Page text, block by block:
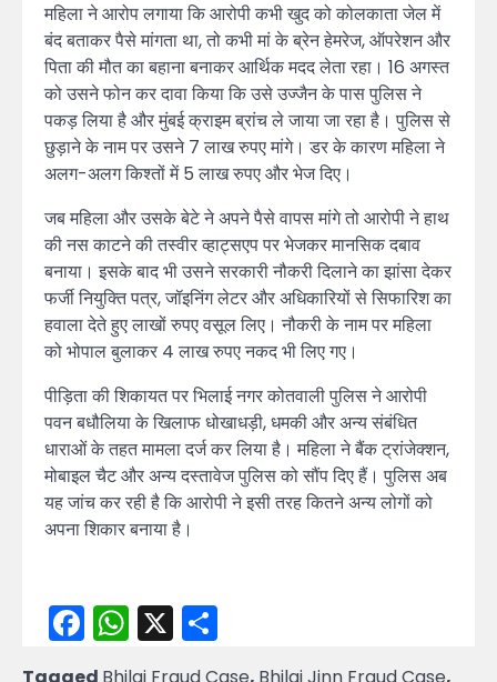
महिला ने आरोप लगाया कि आरोपी कभी खुद को कोलकाता जेल में
बंद बताकर पैसे मांगता था, तो कभी मां के ब्रेन हेमरेज, ऑपरेशन और
पिता की मौत का बहाना बनाकर आर्थिक मदद लेता रहा। 16 अगस्त
को उसने फोन कर दावा किया कि उसे उज्जैन के पास पुलिस ने
पकड़ लिया है और मुंबई क्राइम ब्रांच ले जाया जा रहा है। पुलिस से
छुड़ाने के नाम पर उसने 7 लाख रुपए मांगे। डर के कारण महिला ने
अलग-अलग किश्तों में 5 लाख रुपए और भेज दिए।
जब महिला और उसके बेटे ने अपने पैसे वापस मांगे तो आरोपी ने हाथ
की नस काटने की तस्वीर व्हाट्सएप पर भेजकर मानसिक दबाव
बनाया। इसके बाद भी उसने सरकारी नौकरी दिलाने का झांसा देकर
फर्जी नियुक्ति पत्र, जॉइनिंग लेटर और अधिकारियों से सिफारिश का
हवाला देते हुए लाखों रुपए वसूल लिए। नौकरी के नाम पर महिला
को भोपाल बुलाकर 4 लाख रुपए नकद भी लिए गए।
पीड़िता की शिकायत पर भिलाई नगर कोतवाली पुलिस ने आरोपी
पवन बधौलिया के खिलाफ धोखाधड़ी, धमकी और अन्य संबंधित
धाराओं के तहत मामला दर्ज कर लिया है। महिला ने बैंक ट्रांजेक्शन,
मोबाइल चैट और अन्य दस्तावेज पुलिस को सौंप दिए हैं। पुलिस अब
यह जांच कर रही है कि आरोपी ने इसी तरह कितने अन्य लोगों को
अपना शिकार बनाया है।
Facebook
WhatsApp
X